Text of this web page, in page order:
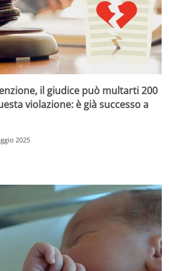
il giudice può multarti 200
violazione: è già successo a
2025